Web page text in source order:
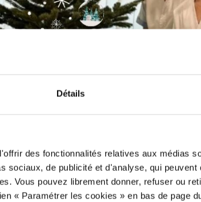
Détails
des fonctionnalités relatives aux médias
de publicité et d'analyse, qui
Vous pouvez librement donner, refuser ou
« Paramétrer les cookies » en bas de page